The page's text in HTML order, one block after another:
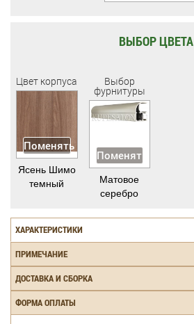
ВЫБОР ЦВЕТА
Цвет корпуса
Поменять
Ясень Шимо
темный
Выбор
фурнитуры
Поменять
Матовое
серебро
ХАРАКТЕРИСТИКИ
ПРИМЕЧАНИЕ
ДОСТАВКА И СБОРКА
ФОРМА ОПЛАТЫ